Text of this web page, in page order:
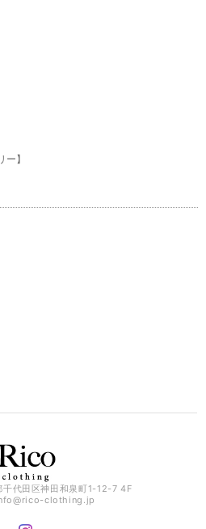
】
代田区神田和泉町1-12-7 4F
clothing.jp